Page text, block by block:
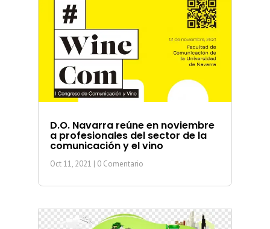
D.O. Navarra reúne en noviembre
a profesionales del sector de la
comunicación y el vino
Oct 11, 2021 | 0 Comentario